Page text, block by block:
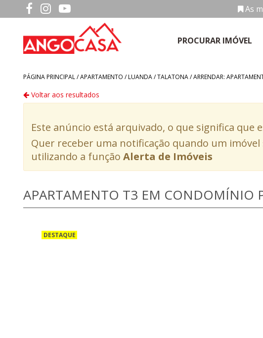
As
PROCURAR IMÓVEL
PÁGINA PRINCIPAL /APARTAMENTO /LUANDA/TALATONA/ARRENDAR:
Voltar aos resultados
Este anúncio está arquivado, o que significa
Quer receber uma notificação quando um
utilizando a função Alerta de Imóveis
APARTAMENTO T3 EM CONDOMÍNIO